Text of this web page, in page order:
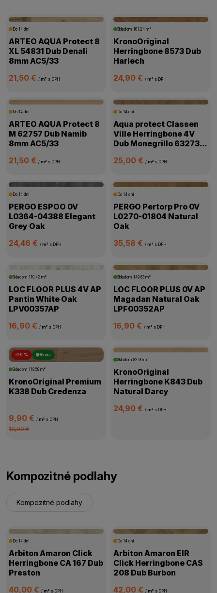
Do 14 dní
ARTEO AQUA Protect 8
XL 54831 Dub Denali
8mm AC5/33
21,50 €/ m² s DPH
Skladom 101.24 m²
KronoOriginal
Herringbone 8573 Dub
Harlech
24,90 € / m² s DPH
Do 14 dní
ARTEO AQUA Protect 8
M 62757 Dub Namib
8mm AC5/33
21,50 €/ m² s DPH
Do 14 dní
Aqua protect Classen
Ville Herringbone 4V
Dub Monegrillo 63273
25,00 € / m² s DPH
Do 14 dní
PERGO ESPOO 0V
L0364-04388 Elegant
Grey Oak
24,46 €/ m² s DPH
Do 14 dní
PERGO Pertorp Pro 0V
L0270-01804 Natural
Oak
35,58 € / m² s DPH
Skladom110.42 m²
LOC FLOOR PLUS 4V AP
Pantin White Oak
LPV00357AP
16,90 €/ m² s DPH
Skladom 149.63 m²
LOC FLOOR PLUS 0V AP
Magadan Natural Oak
LPF00352AP
16,90 € / m² s DPH
-29 % Akcia
Skladom119.58 m²
KronoOriginal Premium
K338 Dub Credenza
9,90 €/ m² s DPH
13,90 €
Skladom 82.96 m²
KronoOriginal
Herringbone K843 Dub
Natural Darcy
24,90 € / m² s DPH
Kompozitné podlahy
Kompozitné podlahy
Do 14 dní
Arbiton Amaron Click
Herringbone CA 167 Dub
Preston
40,00 €/ m² s DPH
Do 14 dní
Arbiton Amaron EIR
Click Herringbone CAS
208 Dub Burbon
42,00 € / m² s DPH